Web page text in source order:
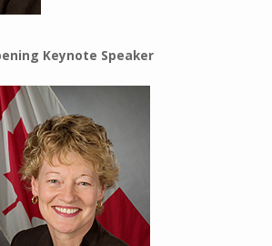
Keynote Speaker